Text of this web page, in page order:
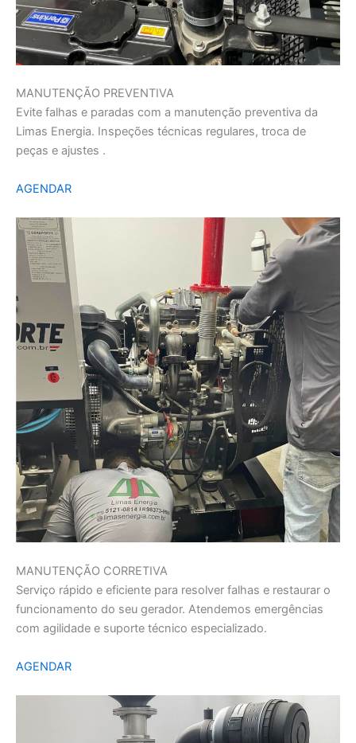
MANUTENÇÃO PREVENTIVA
Evite falhas e paradas com a manutenção preventiva da
Limas Energia. Inspeções técnicas regulares, troca de
peças e ajustes .
AGENDAR
MANUTENÇÃO CORRETIVA
Serviço rápido e eficiente para resolver falhas e restaurar o
funcionamento do seu gerador. Atendemos emergências
com agilidade e suporte técnico especializado.
AGENDAR